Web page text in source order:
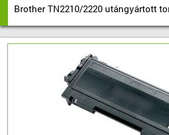
Brother TN2210/2220 utángyártott